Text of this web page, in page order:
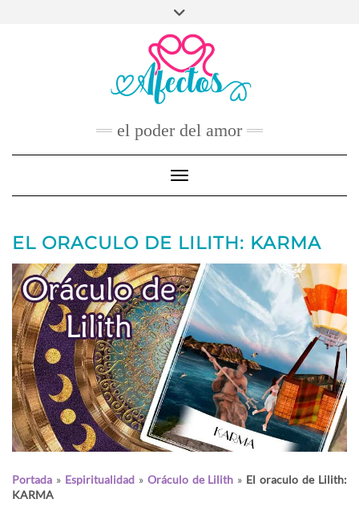
FACEBOOK
TWITTER
INSTAGRAM
PINTEREST
CONTACTO
el poder del amor
Toggle Navigation
EL ORACULO DE LILITH: KARMA
Portada » Espiritualidad» Oráculo de Lilith » El oraculo de Lilith:
KARMA